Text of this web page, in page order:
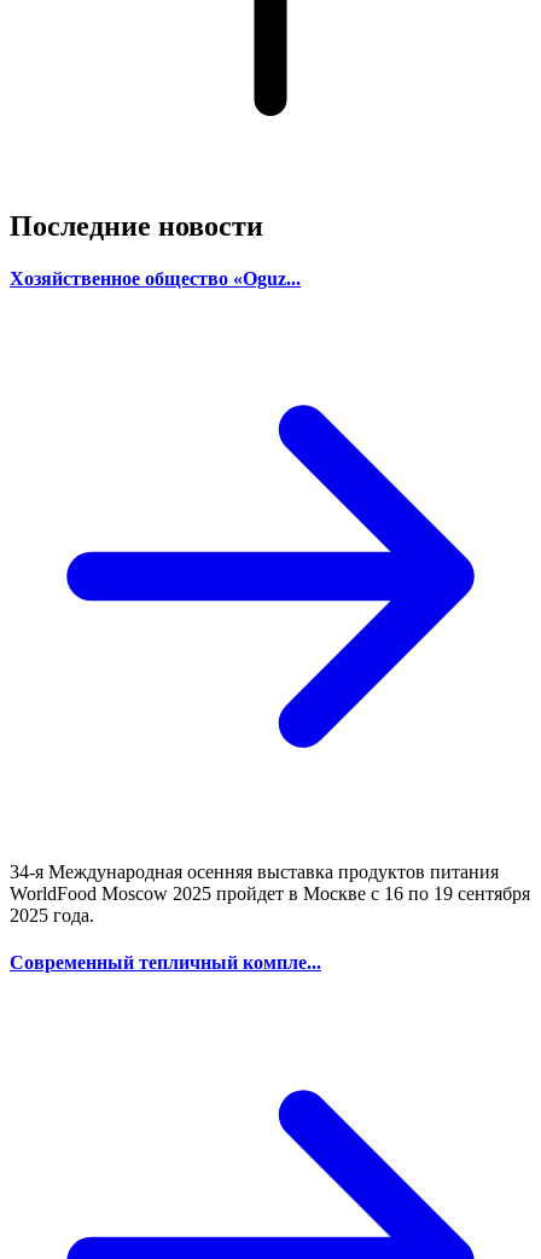
Последние новости
Хозяйственное общество «Oguz...
34-я Международная осенняя выставка продуктов питания
WorldFood Moscow 2025 пройдет в Москве с 16 по 19 сентября
2025 года.
Современный тепличный компле...